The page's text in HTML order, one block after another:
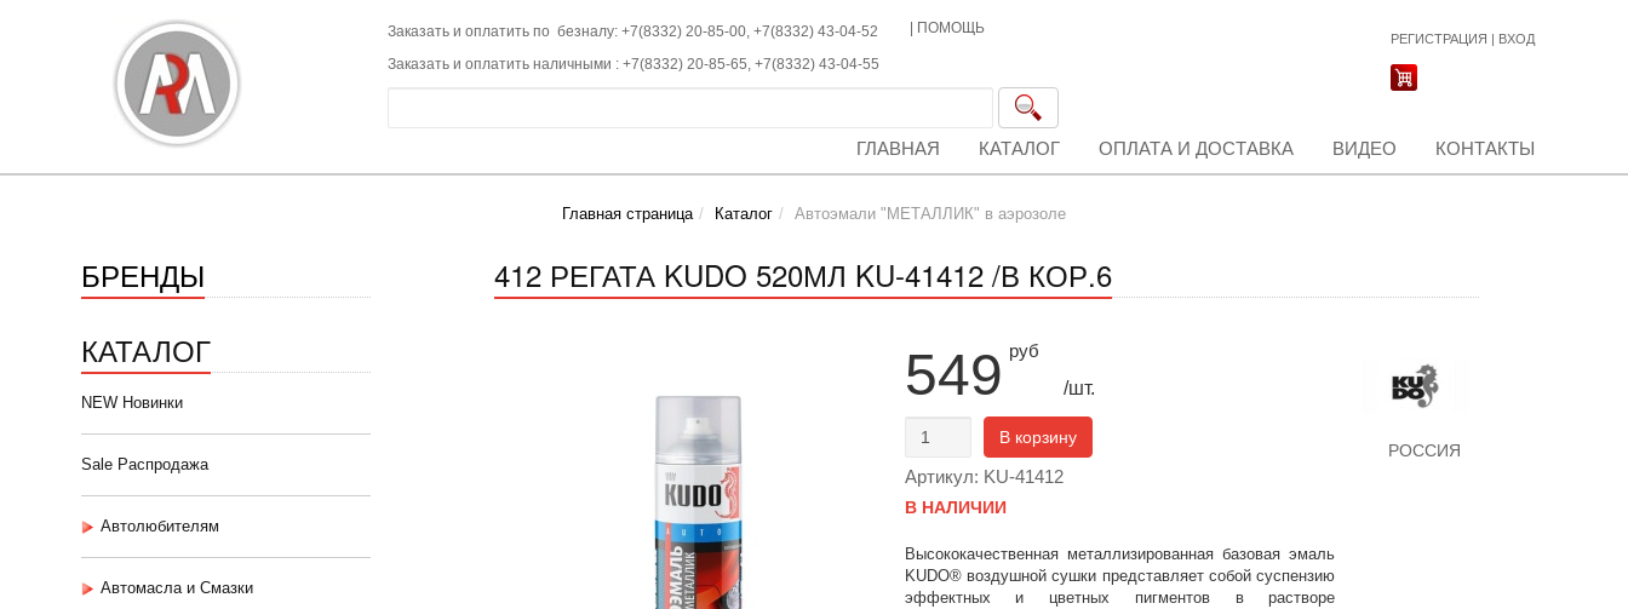
Заказать и оплатить по безналу: +7(8332) 20-85-00, +7(8332) 43-04-52
Заказать и оплатить наличными : +7(8332) 20-85-65, +7(8332) 43-04-55
ПОМОЩЬ
РЕГИСТРАЦИЯ | ВХОД
ГЛАВНАЯ КАТАЛОГ ОПЛАТА И ДОСТАВКА ВИДЕО КОНТАКТЫ
Главная страница Каталог Автоэмали "МЕТАЛЛИК" в аэрозоле
БРЕНДЫ
КАТАЛОГ
NEW Новинки
Sale Распродажа
Автолюбителям
Автомасла и Смазки
412 РЕГАТА KUDO 520МЛ KU-41412 /В КОР.6
549 руб
/шт.
В корзину
Артикул: KU-41412
В НАЛИЧИИ
Высококачественная металлизированная базовая эмаль
KUDO® воздушной сушки представляет собой суспензию
эффектных и цветных пигментов в растворе
РОССИЯ